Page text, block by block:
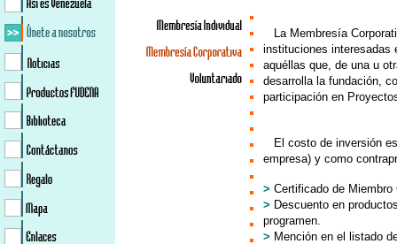
La Membresía
instituciones interesadas
aquéllas que, de una u
desarrolla la fundación,
participación en
El costo de inversión
empresa) y como
> Certificado de Miembro
> Descuento en
programen.
> Mención en el listado